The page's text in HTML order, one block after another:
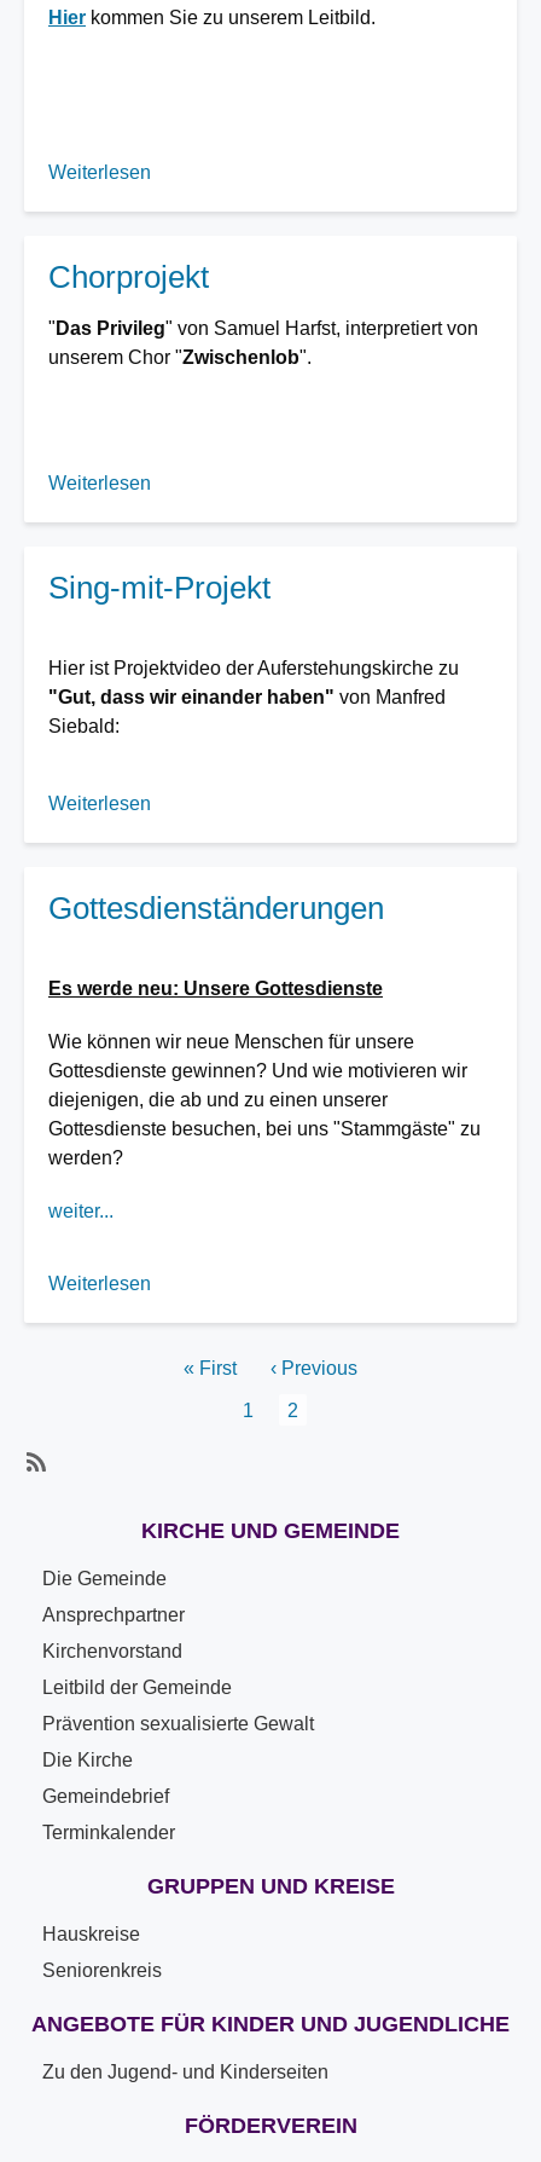
Hier kommen Sie zu unserem Leitbild.
Weiterlesen
Chorprojekt
" Das Privileg" von Samuel Harfst, interpretiert von
unserem Chor "Zwischenlob".
Weiterlesen
Sing-mit-Projekt
Hier ist Projektvideo der Auferstehungskirche zu
"Gut, dass wir einander haben" von Manfred
Siebald:
Weiterlesen
Gottesdienständerungen
Es werde neu: Unsere Gottesdienste
Wie können wir neue Menschen für unsere
Gottesdienste gewinnen? Und wie motivieren wir
diejenigen, die ab und zu einen unserer
Gottesdienste besuchen, bei uns "Stammgäste" zu
werden?
weiter...
Weiterlesen
Seitennummerierung
Erste
« First
Vorherige
‹ Previous
Page
1
Aktuelle
2
KIRCHE UND GEMEINDE
Die Gemeinde
Ansprechpartner
Kirchenvorstand
Leitbild der Gemeinde
Prävention sexualisierte Gewalt
Die Kirche
Gemeindebrief
Terminkalender
GRUPPEN UND KREISE
Hauskreise
Seniorenkreis
ANGEBOTE FÜR KINDER UND JUGENDLICHE
Zu den Jugend- und Kinderseiten
FÖRDERVEREIN